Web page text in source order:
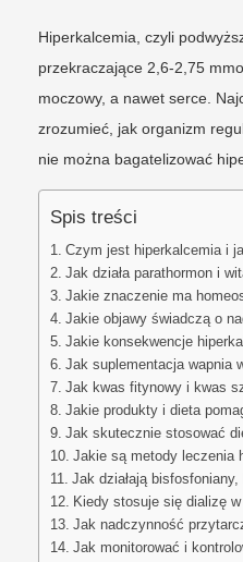
Hiperkalcemia, czyli
przekraczające 2,6-2,75
moczowy, a nawet serce.
zrozumieć, jak organizm
nie można bagatelizować
Spis treści
Czym jest hiperkalcemia i
Jak działa parathormon i
Jakie znaczenie ma
Jakie objawy świadczą o
Jakie konsekwencje
Jak suplementacja wapnia
Jak kwas fitynowy i kwas
Jakie produkty i dieta
Jak skutecznie stosować
Jakie są metody leczenia
Jak działają
Kiedy stosuje się dializę
Jak nadczynność
Jak monitorować i